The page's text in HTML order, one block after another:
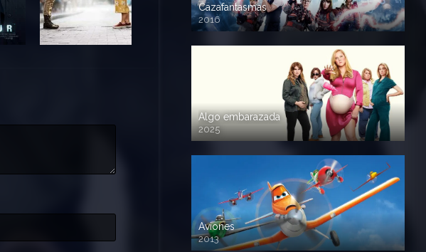
Cazafantasmas
2016
720p HD
Algo embarazada
2025
720p HD
Aviones
2013
720 HD